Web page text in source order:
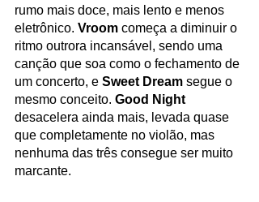
rumo mais doce, mais lento e menos
eletrônico. Vroom começa a diminuir o
ritmo outrora incansável, sendo uma
canção que soa como o fechamento de
um concerto, e Sweet Dream segue o
mesmo conceito. Good Night
desacelera ainda mais, levada quase
que completamente no violão, mas
nenhuma das três consegue ser muito
marcante.